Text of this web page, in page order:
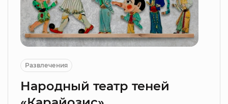
Развлечения
Народный театр теней